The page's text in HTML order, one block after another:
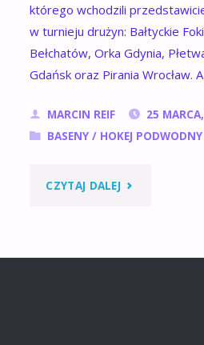
którego wchodzili
w turnieju drużyn: Bałtyckie
Bełchatów, Orka Gdynia,
Gdańsk oraz Pirania Wrocław.
MARCIN REIF
25
BASENY/ HOKEJ PODWODNY
CZYTAJ DALEJ "BRĄZ
PIRANII